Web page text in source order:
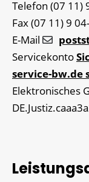
Telefon (07 11)
Fax(07 11) 9
E-Mail
Servicekonto
service-bw.de
Elektronisches